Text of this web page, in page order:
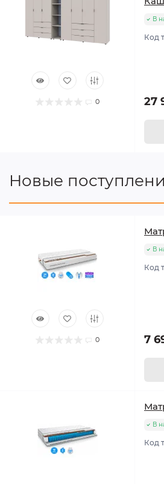
0
В
Код
27
Новые
0
В
Код
7
В
Код